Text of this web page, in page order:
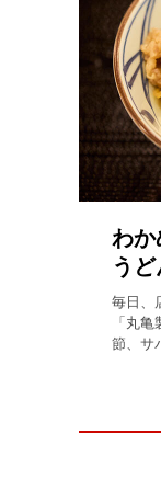
わか
う
毎日、
「丸
節、サ